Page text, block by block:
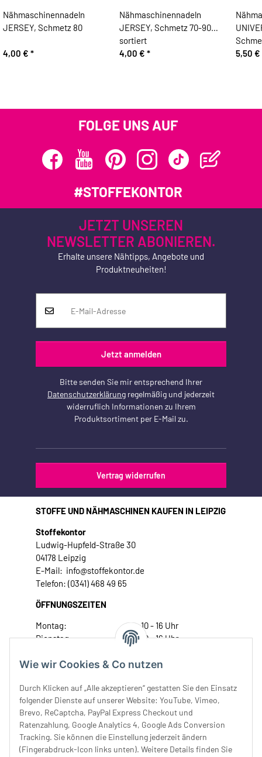
Wie wir Cookies & Co nutzen
Durch Klicken auf „Alle akzeptieren“ gestatten Sie den Einsatz
folgender Dienste auf unserer Website: YouTube, Vimeo,
Brevo, ReCaptcha, PayPal Express Checkout und
Ratenzahlung, Google Analytics 4, Google Ads Conversion
Tracking. Sie können die Einstellung jederzeit ändern
(Fingerabdruck-Icon links unten). Weitere Details finden Sie
Nähmaschinennadeln
JERSEY, Schmetz 80
4,00 € *
Nähmaschinennadeln
JERSEY, Schmetz 70-90
sortiert
4,00 € *
5,50 €
FOLGE UNS AUF
#STOFFEKONTOR
JETZT UNSEREN
NEWSLETTER ABONIEREN.
Erhalte unsere Nähtipps, Angebote und
Produktneuheiten!
Jetzt anmelden
Bitte senden Sie mir entsprechend Ihrer
Datenschutzerklärung regelmäßig und jederzeit
widerruflich Informationen zu Ihrem
Produktsortiment per E-Mail zu.
Vertrag widerrufen
STOFFE UND NÄHMASCHINEN KAUFEN IN LEIPZIG
Stoffekontor
Ludwig-Hupfeld-Straße 30
04178 Leipzig
E-Mail: info@stoffekontor.de
Telefon: (0341) 468 49 65
ÖFFNUNGSZEITEN
Montag:
10 - 16 Uhr
Dienstag:
10 - 16 Uhr
Donnerstag:
10 - 18 Uhr
Samstag:
10 - 14 Uhr
Unser Service
Rechtliches